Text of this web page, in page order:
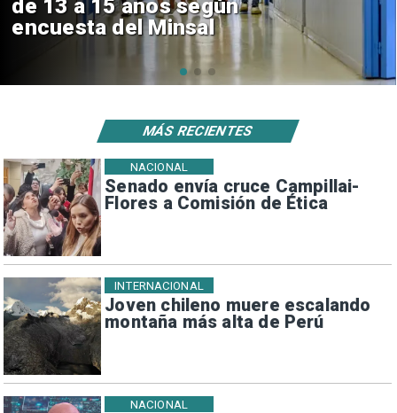
Sebastián Piñera con inversión
de $4 mil millones
Senado envía cruce Campillai-
Flores a Comisión de Ética
NACIONAL
Joven chileno muere escalando
montaña más alta de Perú
INTERNACIONAL
NACIONAL
MÁS RECIENTES